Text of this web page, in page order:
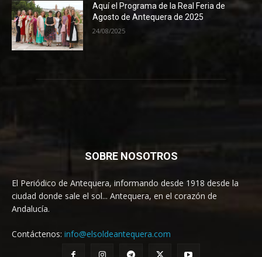
Aquí el Programa de la Real Feria de
Agosto de Antequera de 2025
24/08/2025
SOBRE NOSOTROS
El Periódico de Antequera, informando desde 1918 desde la
ciudad donde sale el sol... Antequera, en el corazón de
Andalucía.
Contáctenos: info@elsoldeantequera.com